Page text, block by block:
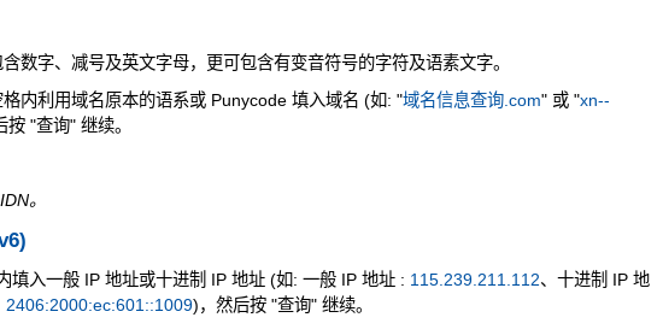
数字、减号及英文字母，更可包含有变音符号的字符及语素文字。
内利用域名原本的语系或 Punycode 填入域名 (如: "域名信息查询.com" 或 "xn--
按 "查询" 继续。
。
填入一般 IP 地址或十进制 IP 地址 (如: 一般 IP 地址 : 115.239.211.112、十进制 IP 地
2406:2000:ec:601::1009)，然后按 "查询" 继续。